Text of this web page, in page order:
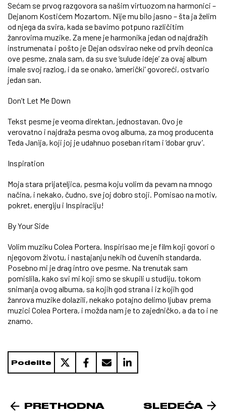
Sećam se prvog razgovora sa našim virtuozom na harmonici –
Dejanom Kostićem Mozartom. Nije mu bilo jasno – šta ja želim
od njega da svira, kada se bavimo potpuno različitim
žanrovima muzike. Za mene je harmonika jedan od najdražih
instrumenata i pošto je Dejan odsvirao neke od prvih deonica
ove pesme, znala sam, da su sve ‘sulude ideje’ za ovaj album
imale svoj razlog, i da se onako, ‘američki’ govoreći, ostvario
jedan san.
Don’t Let Me Down
Tekst pesme je veoma direktan, jednostavan. Ovo je
verovatno i najdraža pesma ovog albuma, za mog producenta
Teda Janija, koji joj je udahnuo poseban ritam i ‘dobar gruv’.
Inspiration
Moja stara prijateljica, pesma koju volim da pevam na mnogo
načina, i nekako, čudno, sve joj dobro stoji. Pomisao na motiv,
pokret, energiju i Inspiraciju!
By Your Side
Volim muziku Colea Portera. Inspirisao me je film koji govori o
njegovom životu, i nastajanju nekih od čuvenih standarda.
Posebno mi je drag intro ove pesme. Na trenutak sam
pomislila, kako svi mi koji smo se skupili u studiju, tokom
snimanja ovog albuma, sa kojih god strana i iz kojih god
žanrova muzike dolazili, nekako potajno delimo ljubav prema
muzici Colea Portera, i možda nam je to zajedničko, a da to i ne
znamo.
Podelite
PRETHODNA SLEDEĆA